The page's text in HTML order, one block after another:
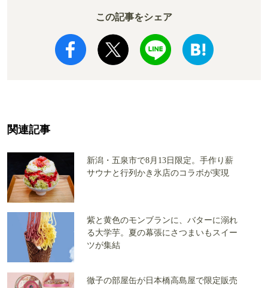
この記事をシェア
関連記事
新潟・五泉市で8月13日限定。手作り薪
サウナと行列かき氷店のコラボが実現
紫と黄色のモンブランに、バターに溺れ
る大学芋。夏の幕張にさつまいもスイー
ツが集結
徹子の部屋缶が日本橋高島屋で限定販売